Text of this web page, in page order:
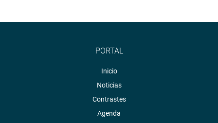
PORTAL
Inicio
Noticias
Contrastes
Agenda